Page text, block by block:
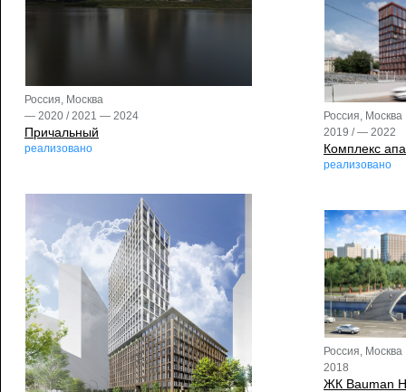
Россия, Москва
— 2020 / 2021 — 2024
Причальный
реализовано
Россия, Москва
2019 / — 2022
Комплекс
реализовано
Россия, Москва
2018
ЖК Bauman